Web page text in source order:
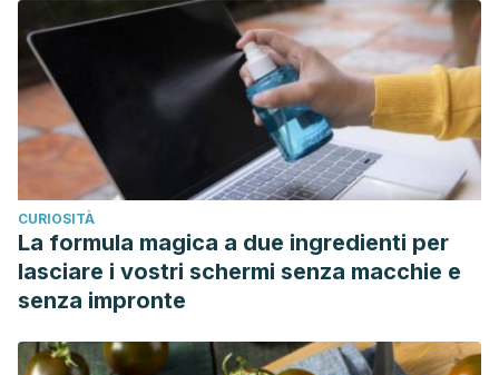
CURIOSITÀ
La formula magica a due ingredienti per
lasciare i vostri schermi senza macchie e
senza impronte